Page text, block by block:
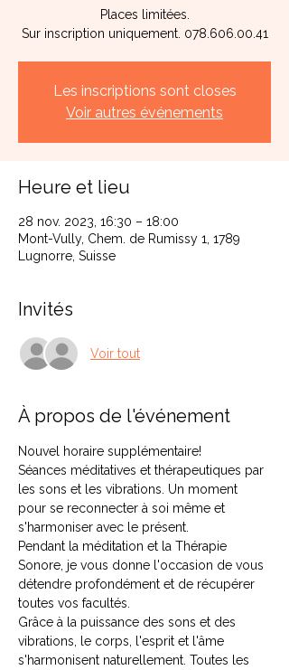
Places limitées.
Sur inscription uniquement. 078.606.00.41
Les inscriptions sont closes
Voir autres événements
Heure et lieu
28 nov. 2023, 16:30 – 18:00
Mont-Vully, Chem. de Rumissy 1, 1789
Lugnorre, Suisse
Invités
Voir tout
À propos de l'événement
Nouvel horaire supplémentaire!
Séances méditatives et thérapeutiques par
les sons et les vibrations. Un moment
pour se reconnecter à soi même et
s'harmoniser avec le présent.
Pendant la méditation et la Thérapie
Sonore, je vous donne l'occasion de vous
détendre profondément et de récupérer
toutes vos facultés.
Grâce à la puissance des sons et des
vibrations, le corps, l'esprit et l'âme
s'harmonisent naturellement. Toutes les